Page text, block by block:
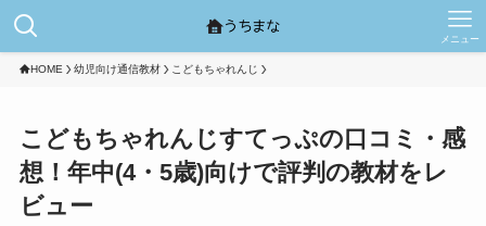
メニュー
HOME 幼児向け通信教材 こどもちゃれんじ
こどもちゃれんじすてっぷの口コミ・感
想！年中(4・5歳)向けで評判の教材をレ
ビュー